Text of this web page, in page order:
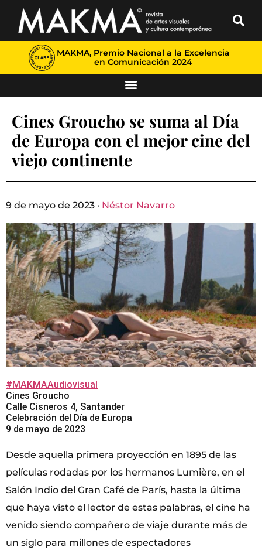
MAKMA, Premio Nacional a la Excelencia
en Comunicación 2024
Cines Groucho se suma al Día
de Europa con el mejor cine del
viejo continente
9 de mayo de 2023 · Néstor Navarro
#MAKMAAudiovisual
Cines Groucho
Calle Cisneros 4, Santander
Celebración del Día de Europa
9 de mayo de 2023
Desde aquella primera proyección en 1895 de las
películas rodadas por los hermanos Lumière, en el
Salón Indio del Gran Café de París, hasta la última
que haya visto el lector de estas palabras, el cine ha
venido siendo compañero de viaje durante más de
un siglo para millones de espectadores